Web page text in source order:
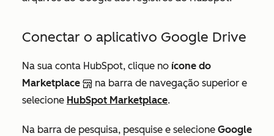
Conectar o aplicativo Google Drive
Na sua conta HubSpot, clique no ícone do
Marketplace
na barra de navegação superior e
selecione HubSpot Marketplace.
Na barra de pesquisa, pesquise e selecione Google